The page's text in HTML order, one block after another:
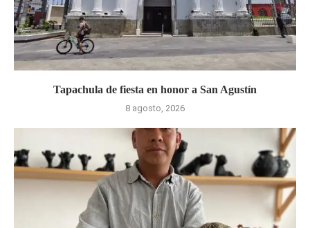
Tapachula de fiesta en honor a San Agustín
8 agosto, 2026